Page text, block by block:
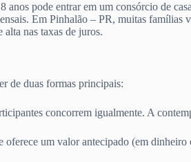
anos pode entrar em um consórcio de
Em Pinhalão – PR, muitas
alta nas taxas de juros.
de duas formas principais:
concorrem igualmente. A
oferece um valor antecipado (em